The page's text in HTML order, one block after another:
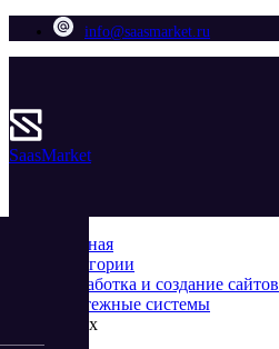
info@saasmarket.ru
SaasMarket
Главная
Категории
Разработка и создание сайтов
Платежные системы
Ainox